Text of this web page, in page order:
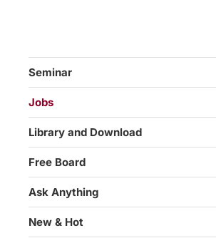
Seminar
Jobs
Library and Download
Free Board
Ask Anything
New & Hot